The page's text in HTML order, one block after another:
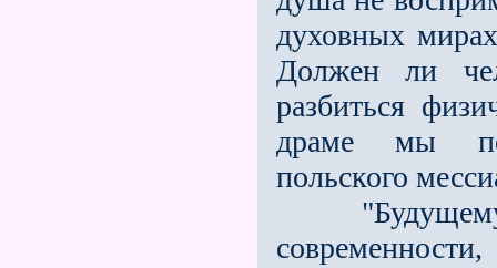
духовных
Должен ли
разбиться
драме мы
польского
"Будущему